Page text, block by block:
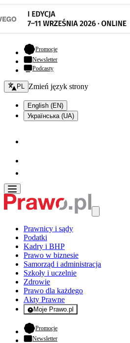
Promocje- otwiera się w nowej karcie
Newsletter
Podcasty
Zmień język - bieżący:
PL Zmień język strony
English (EN)
Українська (UA)
Prawnicy i sądy
Podatki
Kadry i BHP
Prawo w biznesie
Samorząd i administracja
Szkoły i uczelnie
Zdrowie
Prawo dla każdego
Akty Prawne
Moje Prawo.pl
- rejestracja i logowanie do
Promocje- otwiera się w nowej karcie
Newsletter